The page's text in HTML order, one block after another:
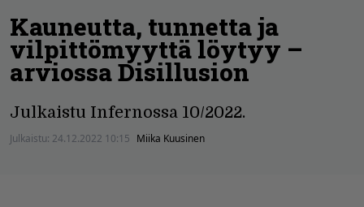
Kauneutta, tunnetta ja
vilpittömyyttä löytyy –
arviossa Disillusion
Julkaistu Infernossa 10/2022.
Julkaistu: 24.12.2022 10:15 Miika Kuusinen